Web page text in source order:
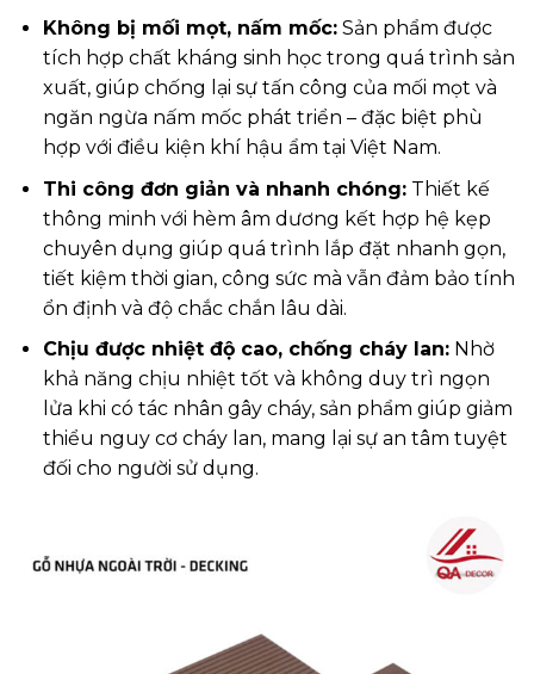
Không bị mối mọt, nấm mốc:Sản phẩm được
tích hợp chất kháng sinh học trong quá trình sản
xuất, giúp chống lại sự tấn công của mối mọt và
ngăn ngừa nấm mốc phát triển – đặc biệt phù
hợp với điều kiện khí hậu ẩm tại Việt Nam.
Thi công đơn giản và nhanh chóng:Thiết kế
thông minh với hèm âm dương kết hợp hệ kẹp
chuyên dụng giúp quá trình lắp đặt nhanh gọn,
tiết kiệm thời gian, công sức mà vẫn đảm bảo tính
ổn định và độ chắc chắn lâu dài.
Chịu được nhiệt độ cao, chống cháy lan:Nhờ
khả năng chịu nhiệt tốt và không duy trì ngọn
lửa khi có tác nhân gây cháy, sản phẩm giúp giảm
thiểu nguy cơ cháy lan, mang lại sự an tâm tuyệt
đối cho người sử dụng.